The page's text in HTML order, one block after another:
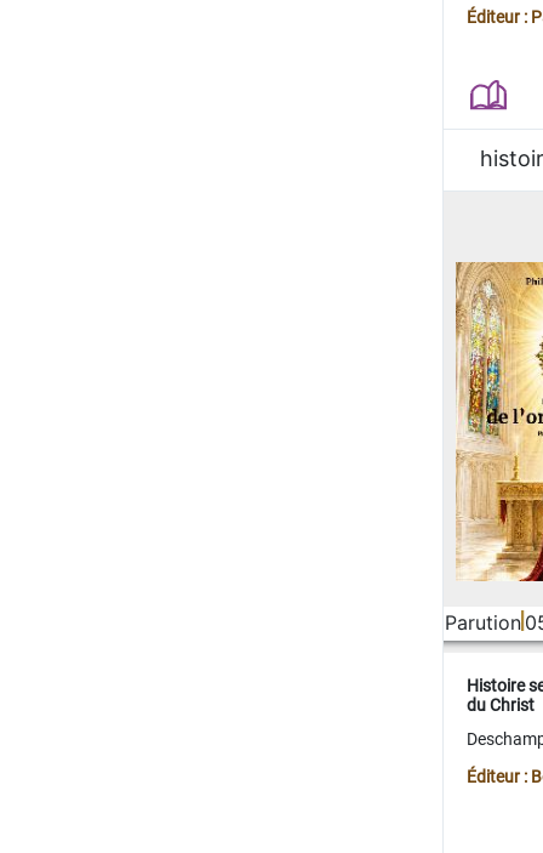
Juan
Éditeur :
Parution
Histoire
du Christ
Éditeur :